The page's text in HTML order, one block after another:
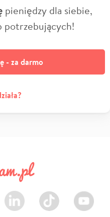
pieniędzy dla siebie,
potrzebujących!
- za darmo
LinkedIn TikTok Youtube